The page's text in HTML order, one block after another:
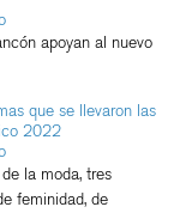
apoyan al nuevo
que se llevaron las
2022
la moda, tres
feminidad, de